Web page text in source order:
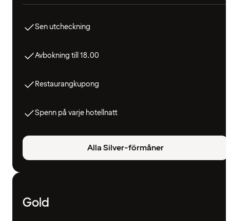
Sen utcheckning
Avbokning till 18.00
Restaurangkupong
Spenn på varje hotellnatt
Alla Silver-förmåner
Gold